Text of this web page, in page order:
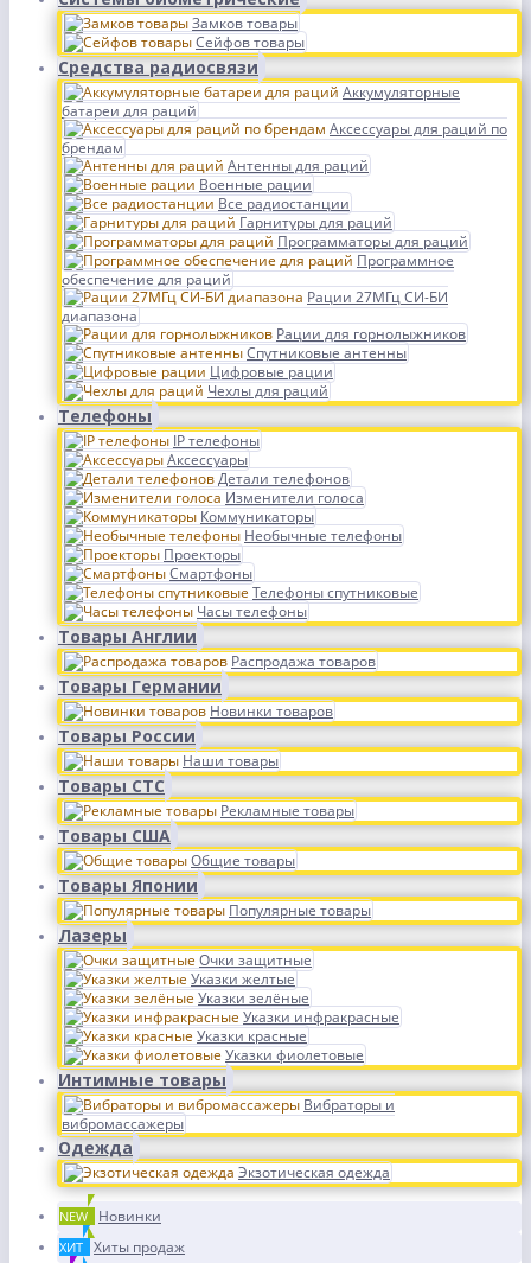
Замков товары
Сейфов товары
Средства радиосвязи
Аккумуляторные
батареи для раций
Аксессуары для раций по
брендам
Антенны для раций
Военные рации
Все радиостанции
Гарнитуры для раций
Программаторы для раций
Программное
обеспечение для раций
Рации 27МГц СИ-БИ
диапазона
Рации для горнолыжников
Спутниковые антенны
Цифровые рации
Чехлы для раций
Телефоны
IP телефоны
Аксессуары
Детали телефонов
Изменители голоса
Коммуникаторы
Необычные телефоны
Проекторы
Смартфоны
Телефоны спутниковые
Часы телефоны
Товары Англии
Распродажа товаров
Товары Германии
Новинки товаров
Товары России
Наши товары
Товары СТС
Рекламные товары
Товары США
Общие товары
Товары Японии
Популярные товары
Лазеры
Очки защитные
Указки желтые
Указки зелёные
Указки инфракрасные
Указки красные
Указки фиолетовые
Интимные товары
Вибраторы и
вибромассажеры
Одежда
Экзотическая одежда
NEW Новинки
ХИТ Хиты продаж